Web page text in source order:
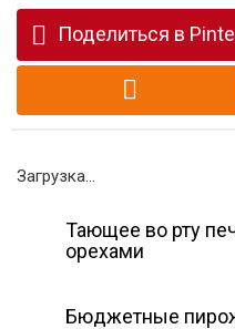
Поделиться в
Загрузка...
Тающее во рту
орехами
Бюджетные